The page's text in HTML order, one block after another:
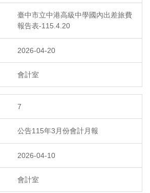
臺中市立中港高級中學國內出差旅費
報告表-115.4.20
2026-04-20
會計室
7
公告115年3月份會計月報
2026-04-10
會計室